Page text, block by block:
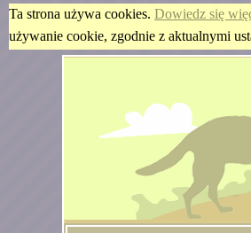
Ta strona używa cookies. Dowiedz się
używanie cookie, zgodnie z aktualnymi